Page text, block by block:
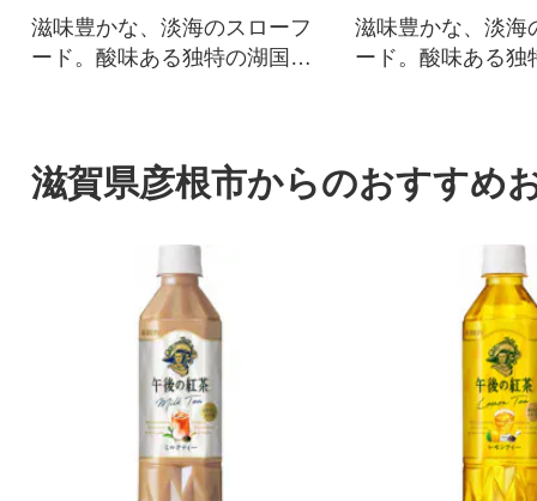
滋味豊かな、淡海のスローフ
ード。酸味ある独特の湖国の
滋味豊かな、淡海
ード。酸味ある独
滋賀県彦根市からのおすすめ